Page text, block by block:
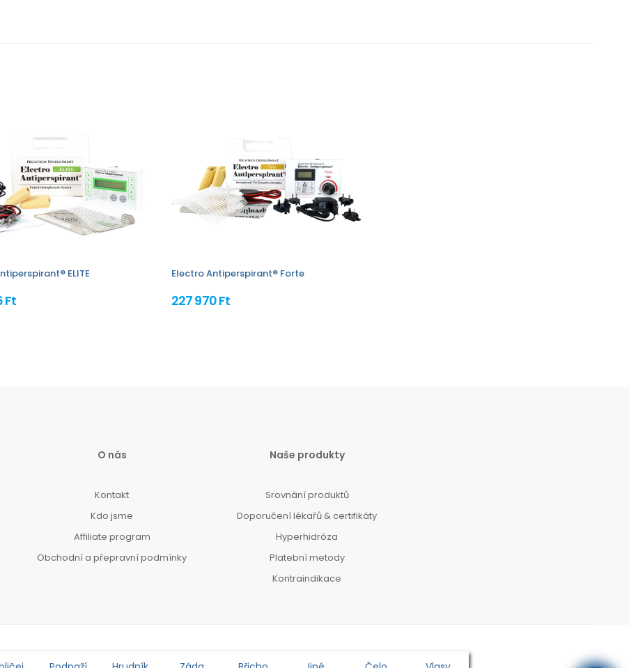
ELITE
Ft
Electro Antiperspirant® Forte
227 970 Ft
O nás
Kontakt
Kdo jsme
Affiliate program
Obchodní a přepravní podmínky
Naše produkty
Srovnání produktů
Doporučení lékařů & certifikáty
Hyperhidróza
Platební metody
Kontraindikace